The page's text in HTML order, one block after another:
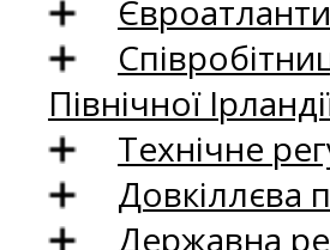
Північної
Технічне
Довкіллєва
Державна